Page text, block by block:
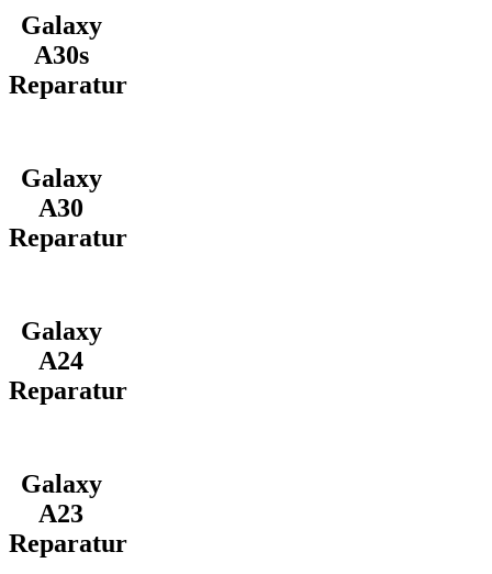
Galaxy
A30s
Reparatur
Galaxy
A30
Reparatur
Galaxy
A24
Reparatur
Galaxy
A23
Reparatur